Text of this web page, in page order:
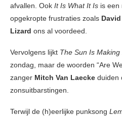
afvallen. Ook It Is What It Is is een
opgekropte frustraties zoals David
Lizard ons al voordeed.
Vervolgens lijkt The Sun Is Making
zondag, maar de woorden “Are
zanger Mitch Van Laecke duiden
zonsuitbarstingen.
Terwijl de (h)eerlijke punksong